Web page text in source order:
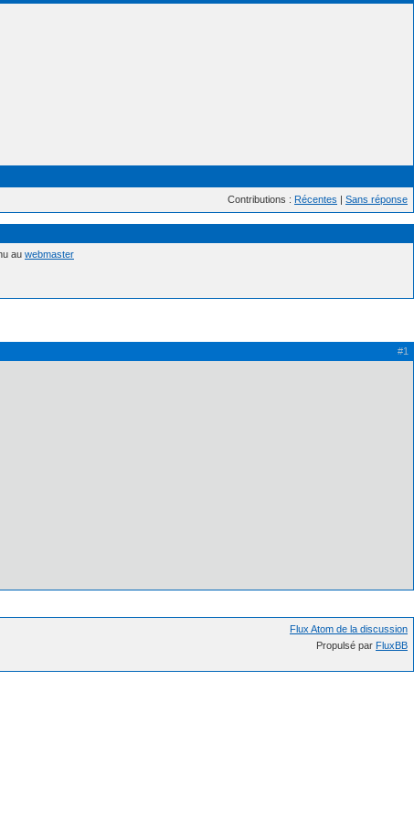
Contributions : Récentes | Sans réponse
au webmaster
#1
Flux Atom de la discussion
Propulsé par FluxBB